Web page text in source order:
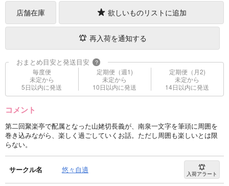
店舗在庫 欲しいものリストに追加
再入荷を通知する
おまとめ目安と発送目安 ?
毎度便
未定から
5日以内に発送
定期便（週1)
未定から
10日以内に発送
定期便（月2)
未定から
14日以内に発送
コメント
第二回聚楽亭で配属となった山姥切長義が、南泉一文字を筆頭に周囲を
巻き込みながら、楽しく過ごしていくお話。ただし周囲も楽しいとは限
らない。
サークル名 悠々自適 入荷アラート